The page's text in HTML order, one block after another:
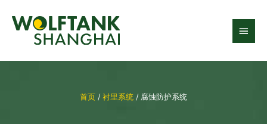
主
菜
单
首页 / 衬里系统 / 腐蚀防护系统